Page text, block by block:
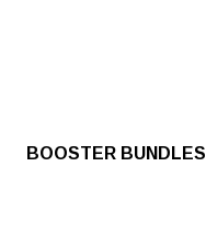
BOOSTER BUNDLES